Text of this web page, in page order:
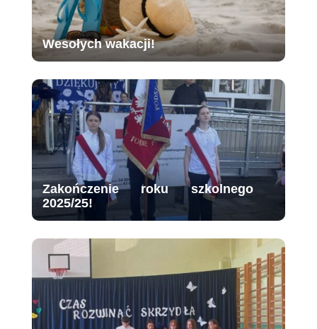
Wesołych wakacji!
Zakończenie roku szkolnego
2025/25!